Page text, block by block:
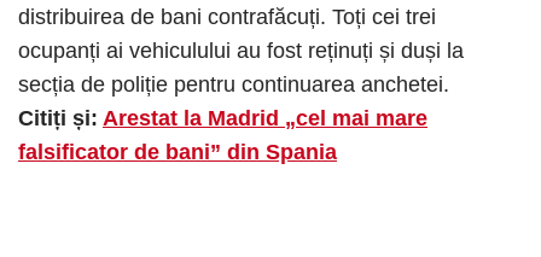
distribuirea de bani contrafăcuți. Toți cei trei
ocupanți ai vehiculului au fost reținuți și duși la
secția de poliție pentru continuarea anchetei.
Citiți și: Arestat la Madrid „cel mai mare
falsificator de bani” din Spania